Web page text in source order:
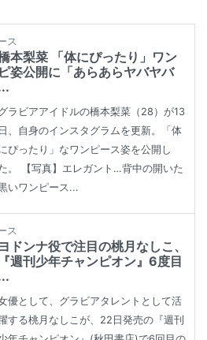
ス
本梨菜 「体にぴったり」ワン
ピ姿公開に「あらあらヤバヤバ
ラビアアイドルの橋本梨菜（28）が13
日、自身のインスタグラムを更新。「体
ぴったり」なワンピース姿を公開し
。 【写真】エレガント…背中の開いた
いワンピース...
ス
ヨドンナ役で注目の桃月なしこ、
『週刊少年チャンピオン』6度目
優として、グラビアタレントとして活
する桃月なしこが、22日発売の『週刊